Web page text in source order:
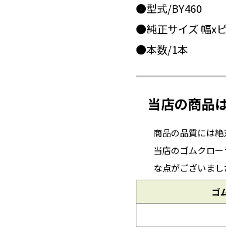
●型式/BY460
●純正サイズ 幅x
●本数/1本
当店の商品
商品の品質には絶
当店のゴムクロ
な点がございまし
ゴ